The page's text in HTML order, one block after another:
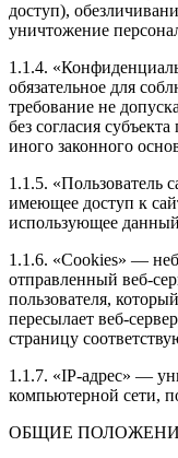
доступ),
уничтожение
1.1.4.
обязательное для
требование не
без согласия
иного законного
1.1.5. «Пользователь
имеющее доступ к
использующее
1.1.6. «Cookies» —
отправленный веб-
пользователя,
пересылает веб-
страницу
1.1.7. «IP-адрес» —
компьютерной сети,
ОБЩИЕ